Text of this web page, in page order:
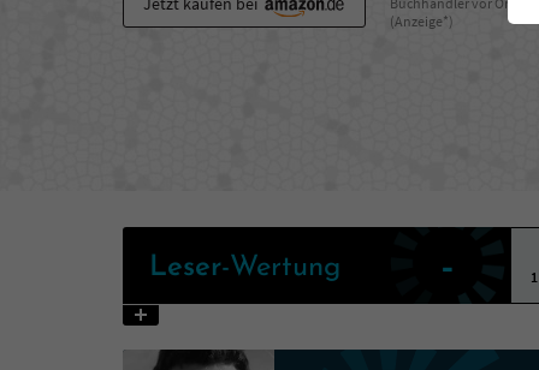
(Anzeige*)
Leser-Wertung -
1